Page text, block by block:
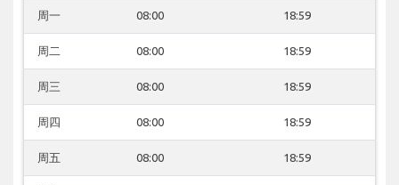
周一 08:00 18:59
周二 08:00 18:59
周三 08:00 18:59
周四 08:00 18:59
周五 08:00 18:59